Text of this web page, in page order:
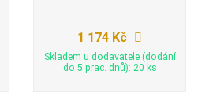
1 174 Kč
Skladem u dodavatele (dodání
do 5 prac. dnů): 20 ks